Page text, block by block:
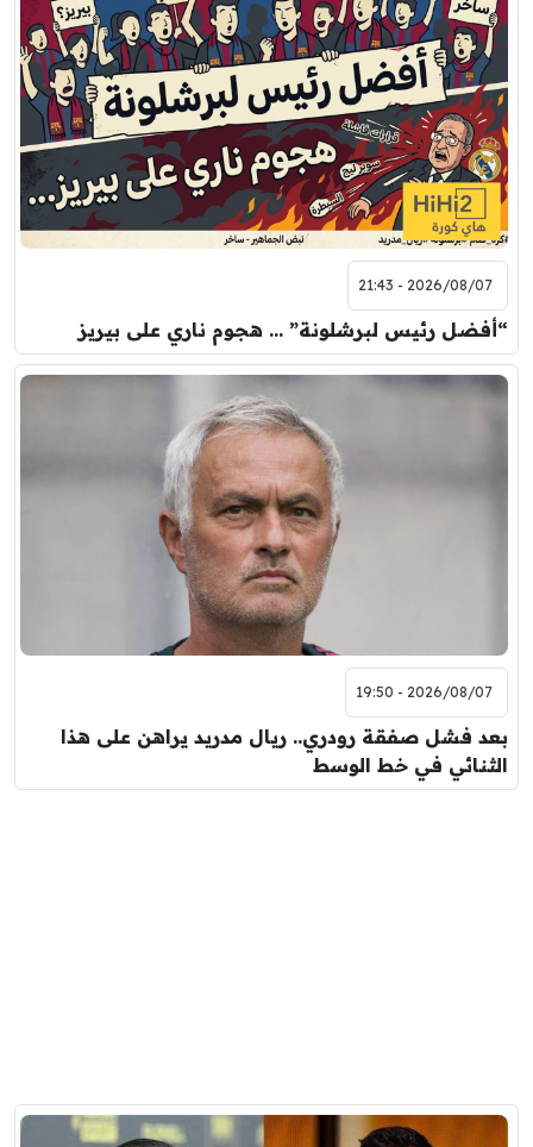
2026/08/07 - 21:43
“أفضل رئيس لبرشلونة” … هجوم ناري على بيريز
2026/08/07 - 19:50
بعد فشل صفقة رودري.. ريال مدريد يراهن على هذا
الثنائي في خط الوسط